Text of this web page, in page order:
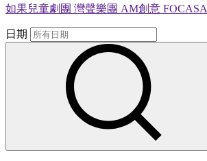
如果兒童劇團 灣聲樂團 AM創意 FOCASA
日期